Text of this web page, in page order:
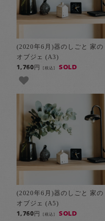
(2020年6月)器のしごと 家の
オブジェ (A3)
1,760円[税込] SOLD
(2020年6月)器のしごと 家の
オブジェ (A5)
1,760円[税込] SOLD